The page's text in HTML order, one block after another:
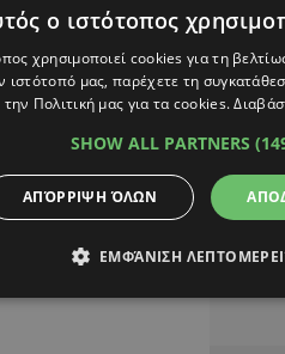
ο ιστότοπος
χρησιμοποιεί cookies για τη
ιστότοπό μας, παρέχετε τη
την Πολιτική μας για τα cookies.
SHOW ALL PARTNERS
ΑΠΌΡΡΙΨΗ ΌΛΩΝ
ΕΜΦΆΝΙΣΗ